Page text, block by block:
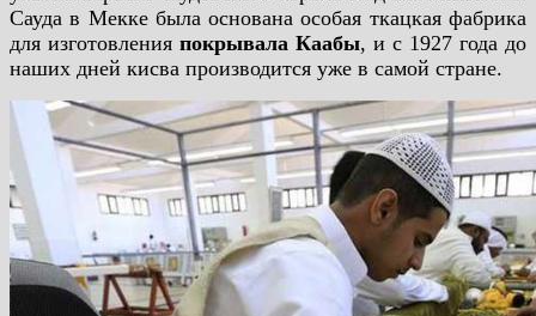
Сауда в Мекке была основана особая ткацкая фабрика
для изготовления покрывала Каабы, и с 1927 года до
наших дней кисва производится уже в самой стране.